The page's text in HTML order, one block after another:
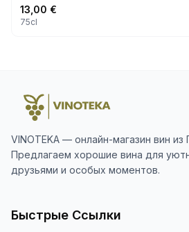
13,00 €
75cl
VINOTEKA — онлайн-магазин вин из
Предлагаем хорошие вина для
друзьями и особых моментов.
Быстрые Ссылки